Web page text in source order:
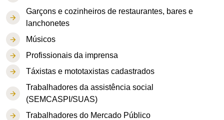
Garçons e cozinheiros de restaurantes, bares e
lanchonetes
Músicos
Profissionais da imprensa
Táxistas e mototaxistas cadastrados
Trabalhadores da assistência social
(SEMCASPI/SUAS)
Trabalhadores do Mercado Público